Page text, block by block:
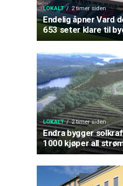
LOKALT 2 timer siden
Endelig åpner Vard
653 seter klare til
LOKALT 2 timer siden
Endra bygger
1000 kjøper all